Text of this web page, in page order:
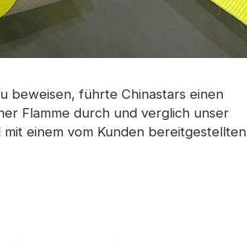
beweisen, führte Chinastars einen
Flamme durch und verglich unser
einem vom Kunden bereitgestellten